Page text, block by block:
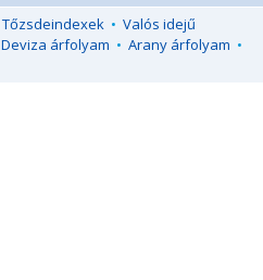
Tőzsdeindexek • Valós idejű
Deviza árfolyam • Arany árfolyam •